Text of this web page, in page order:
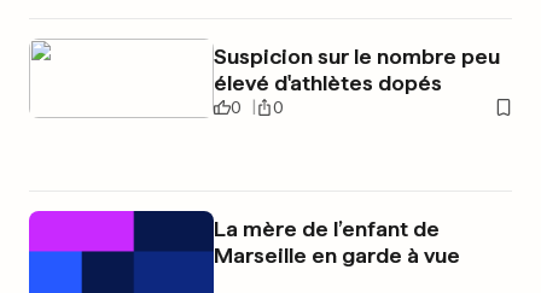
Suspicion sur le nombre peu
élevé d'athlètes dopés
0 0
La mère de l’enfant de
Marseille en garde à vue